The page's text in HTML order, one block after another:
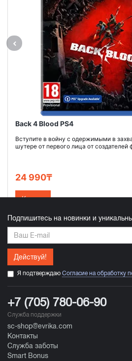
Back 4 Blood PS4
Вступите в войну с одержимыми в
шутере от первого лица от создателей
24 990₸
Купить
Подпишитесь на новинки и
Действуй!
Я подтверждаю Согласие на обработку
+7 (705) 780-06-90
Служба поддержки
sc-shop@evrika.com
Контакты
Служба заботы
Smart Bonus